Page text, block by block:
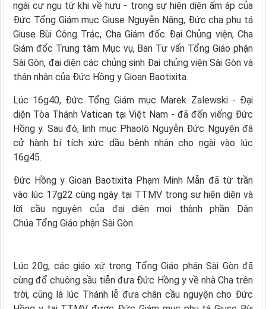
ngài cư ngụ từ khi về hưu - trong sự hiện diện ấm áp của
Đức Tổng Giám mục Giuse Nguyễn Năng, Đức cha phụ tá
Giuse Bùi Công Trác, Cha Giám đốc Đại Chủng viện, Cha
Giám đốc Trung tâm Mục vụ, Ban Tư vấn Tổng Giáo phận
Sài Gòn, đại diện các chủng sinh Đại chủng viện Sài Gòn và
thân nhân của Đức Hồng y Gioan Baotixita.
Lúc 16g40, Đức Tổng Giám mục Marek Zalewski - Đại
diện Tòa Thánh Vatican tại Việt Nam - đã đến viếng Đức
Hồng y. Sau đó, linh mục Phaolô Nguyễn Đức Nguyên đã
cử hành bí tích xức dầu bệnh nhân cho ngài vào lúc
16g45.
Đức Hồng y Gioan Baotixita Phạm Minh Mẫn đã từ trần
vào lúc 17g22 cùng ngày tại TTMV trong sự hiện diện và
lời cầu nguyện của đại diện mọi thành phần Dân
Chúa Tổng Giáo phận Sài Gòn.
Lúc 20g, các giáo xứ trong Tổng Giáo phận Sài Gòn đã
cùng đổ chuông sầu tiễn đưa Đức Hồng y về nhà Cha trên
trời, cũng là lúc Thánh lễ đưa chân cầu nguyện cho Đức